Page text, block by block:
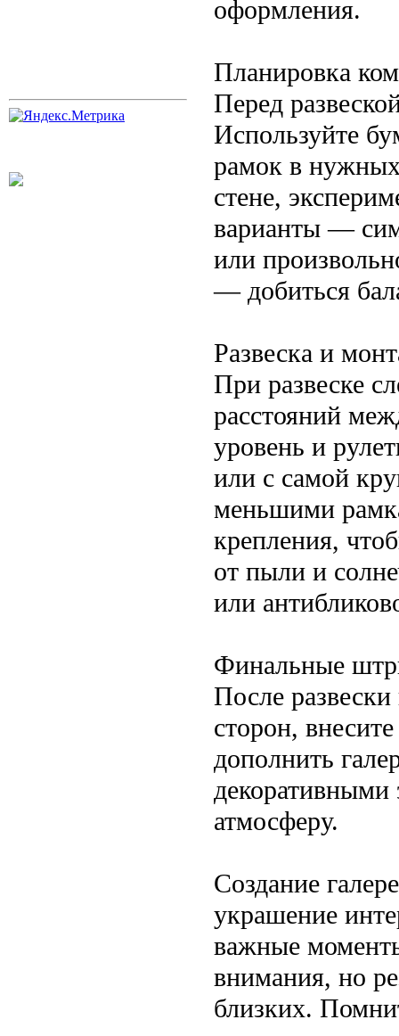
оформления.
Планировка
Перед
Используйте
рамок в
стене,
варианты —
или
— добиться
Развеска и
При развеске
расстояний
уровень и
или с самой
меньшими
крепления,
от пыли и
или
Финальные
После
сторон,
дополнить
атмосферу.
Создание
украшение
важные
внимания, но
близких.